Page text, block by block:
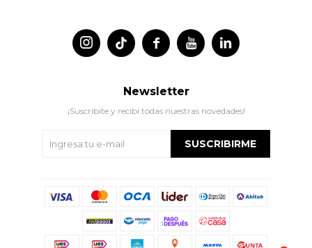
 
 
Newsletter
¡Suscribite y recibí todas nuestras novedades!
SUSCRIBIRME